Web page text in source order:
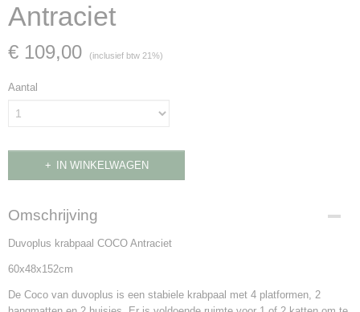
Antraciet
€ 109,00 (inclusief btw 21%)
Aantal
IN WINKELWAGEN
Omschrijving
Duvoplus krabpaal COCO Antraciet
60x48x152cm
De Coco van duvoplus is een stabiele krabpaal met 4 platformen, 2